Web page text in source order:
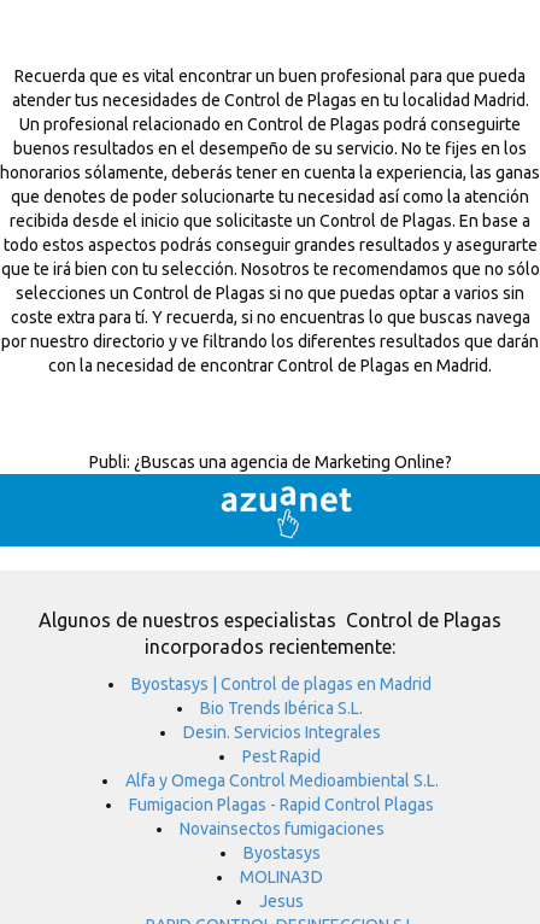
Recuerda que es vital encontrar un buen profesional para que pueda
atender tus necesidades de Control de Plagas en tu localidad Madrid.
Un profesional relacionado en Control de Plagas podrá conseguirte
buenos resultados en el desempeño de su servicio. No te fijes en los
honorarios sólamente, deberás tener en cuenta la experiencia, las ganas
que denotes de poder solucionarte tu necesidad así como la atención
recibida desde el inicio que solicitaste un Control de Plagas. En base a
todo estos aspectos podrás conseguir grandes resultados y asegurarte
que te irá bien con tu selección. Nosotros te recomendamos que no sólo
selecciones un Control de Plagas si no que puedas optar a varios sin
coste extra para tí. Y recuerda, si no encuentras lo que buscas navega
por nuestro directorio y ve filtrando los diferentes resultados que darán
con la necesidad de encontrar Control de Plagas en Madrid.
Publi: ¿Buscas una agencia de Marketing Online?
Algunos de nuestros especialistas Control de Plagas
incorporados recientemente:
Byostasys | Control de plagas en Madrid
Bio Trends Ibérica S.L.
Desin. Servicios Integrales
Pest Rapid
Alfa y Omega Control Medioambiental S.L.
Fumigacion Plagas - Rapid Control Plagas
Novainsectos fumigaciones
Byostasys
MOLINA3D
Jesus